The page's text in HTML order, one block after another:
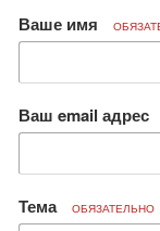
Ваше имя
Ваш email адрес
Тема ОБЯЗАТЕЛЬНО